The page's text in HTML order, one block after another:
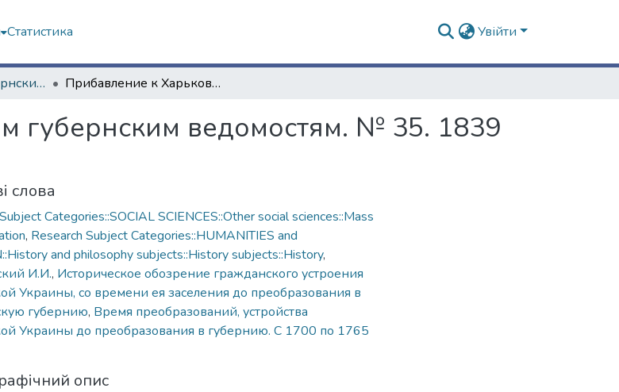
Статистика Увійти
"Харьковские губернские ведомости" (1838–1915 гг.) Прибавление к Харьковским губернским ведомостям. № 35. 1839 год
губернским ведомостям. № 35. 1839
слова
Categories::SOCIAL SCIENCES::Other social sciences::Mass
, Research Subject Categories::HUMANITIES and
and philosophy subjects::History subjects::History,
И.И., Историческое обозрение гражданского устроения
Украины, со времени ея заселения до преобразования в
губернию, Время преобразований, устройства
Украины до преобразования в губернию. С 1700 по 1765
опис